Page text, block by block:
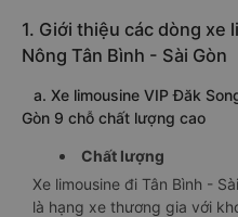
1. Giới thiệu các dòng
Nông Tân Bình - Sài Gòn
a. Xe limousine VIP Đăk
Gòn 9 chỗ chất lượng cao
Chất lượng
Xe limousine đi Tân Bình -
là hạng xe thương gia với